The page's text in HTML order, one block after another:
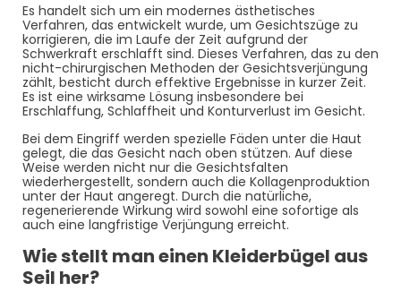
Es handelt sich um ein modernes ästhetisches
Verfahren, das entwickelt wurde, um Gesichtszüge zu
korrigieren, die im Laufe der Zeit aufgrund der
Schwerkraft erschlafft sind. Dieses Verfahren, das zu den
nicht-chirurgischen Methoden der Gesichtsverjüngung
zählt, besticht durch effektive Ergebnisse in kurzer Zeit.
Es ist eine wirksame Lösung insbesondere bei
Erschlaffung, Schlaffheit und Konturverlust im Gesicht.
Bei dem Eingriff werden spezielle Fäden unter die Haut
gelegt, die das Gesicht nach oben stützen. Auf diese
Weise werden nicht nur die Gesichtsfalten
wiederhergestellt, sondern auch die Kollagenproduktion
unter der Haut angeregt. Durch die natürliche,
regenerierende Wirkung wird sowohl eine sofortige als
auch eine langfristige Verjüngung erreicht.
Wie stellt man einen Kleiderbügel aus
Seil her?